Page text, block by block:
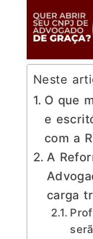
Neste
O que
e
com a
A
carga